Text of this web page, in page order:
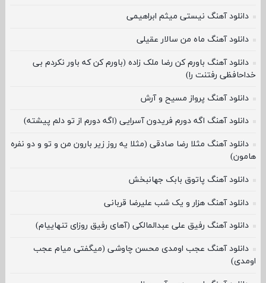
دانلود آهنگ نیستی میثم ابراهیمی
دانلود آهنگ ماه من سالار عقیلی
دانلود آهنگ باورم کن رضا ملک زاده (باورم کن که باور نکردم بی
خداحافظی رفتنت را)
دانلود آهنگ پرواز مسیح و آرش
دانلود آهنگ اگه دورم فریدون آسرایی (اگه دورم از تو دلم پیشته)
دانلود آهنگ مثلا رضا صادقی (مثلا یه روز زیر بارون من و تو و دو نفره
هامون)
دانلود آهنگ پاتوق بابک جهانبخش
دانلود آهنگ هزار و یک شب علیرضا قربانی
دانلود آهنگ رفیق علی عبدالمالکی (آهای رفیق روزای تنهاییام)
دانلود آهنگ عجب اومدی محسن چاوشی (میگفتی میام عجب
اومدی)